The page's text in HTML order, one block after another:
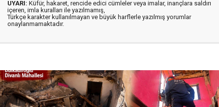
UYARI: Küfür, hakaret, rencide edici cümleler veya imalar, inançlara saldırı
içeren, imla kuralları ile yazılmamış,
Türkçe karakter kullanılmayan ve büyük harflerle yazılmış yorumlar
onaylanmamaktadır.